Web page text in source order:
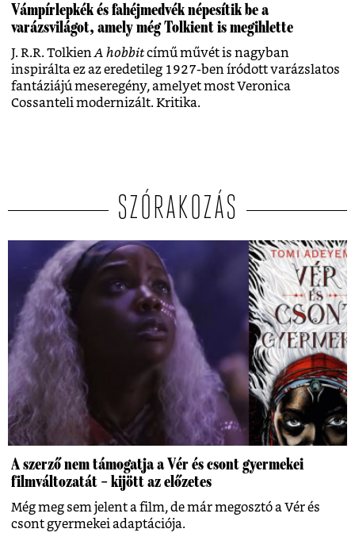
Vámpírlepkék és fahéjmedvék népesítik be a
varázsvilágot, amely még Tolkient is megihlette
J. R.R. Tolkien A hobbitcímű művét is nagyban
inspirálta ez az eredetileg 1927-ben íródott varázslatos
fantáziájú meseregény, amelyet most Veronica
Cossanteli modernizált. Kritika.
SZÓRAKOZÁS
A szerző nem támogatja a Vér és csont gyermekei
filmváltozatát – kijött az előzetes
Még meg sem jelent a film, de már megosztó a Vér és
csont gyermekei adaptációja.